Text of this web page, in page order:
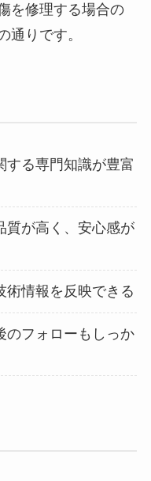
を修理する場合の
通りです。
する専門知識が豊富
質が高く、安心感が
術情報を反映できる
のフォローもしっか